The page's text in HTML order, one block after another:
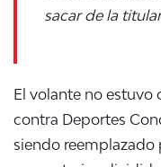
sacar de la
El volante no
contra Deportes
siendo reemplazado